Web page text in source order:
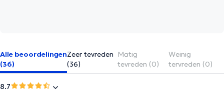
Alle beoordelingen
(36)
Zeer tevreden
(36)
Matig
tevreden (0)
Weinig
tervreden (0)
8.7